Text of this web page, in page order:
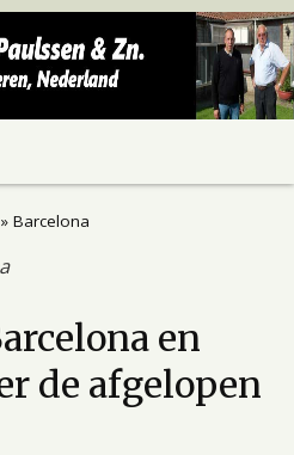
Barcelona
en
de afgelopen